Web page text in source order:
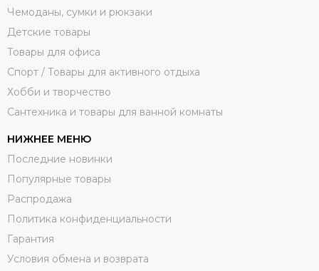
Чемоданы, сумки и рюкзаки
Детские товары
Товары для офиса
Спорт / Товары для активного отдыха
Хобби и творчество
Сантехника и товары для ванной комнаты
НИЖНЕЕ МЕНЮ
Последние новинки
Популярные товары
Распродажа
Политика конфиденциальности
Гарантия
Условия обмена и возврата